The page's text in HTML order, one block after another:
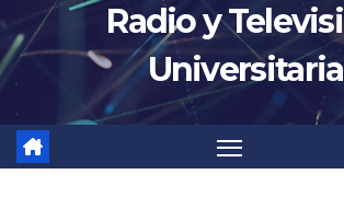
Radio y
Universitaria